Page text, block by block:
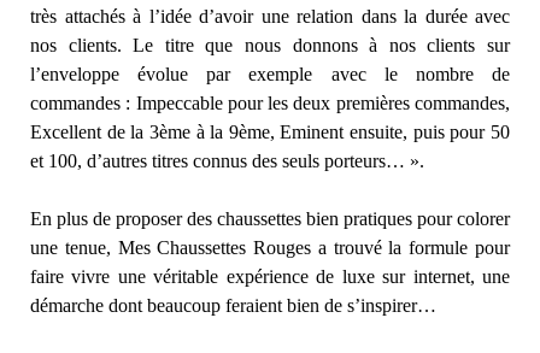
très attachés à l’idée d’avoir une relation dans la durée avec
nos clients. Le titre que nous donnons à nos clients sur
l’enveloppe évolue par exemple avec le nombre de
commandes : Impeccable pour les deux premières commandes,
Excellent de la 3ème à la 9ème, Eminent ensuite, puis pour 50
et 100, d’autres titres connus des seuls porteurs… ».
En plus de proposer des chaussettes bien pratiques pour colorer
une tenue, Mes Chaussettes Rouges a trouvé la formule pour
faire vivre une véritable expérience de luxe sur internet, une
démarche dont beaucoup feraient bien de s’inspirer…